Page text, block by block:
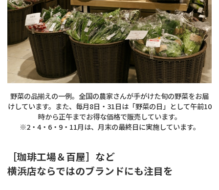
野菜の品揃えの一例。全国の農家さんが手がけた旬の野菜をお届
けしています。また、毎月8日・31日は「野菜の日」として午前10
時から正午までお得な価格で販売しています。
※2・4・6・9・11月は、月末の最終日に実施しています。
［珈琲工場＆百屋］など
横浜店ならではのブランドにも注目を